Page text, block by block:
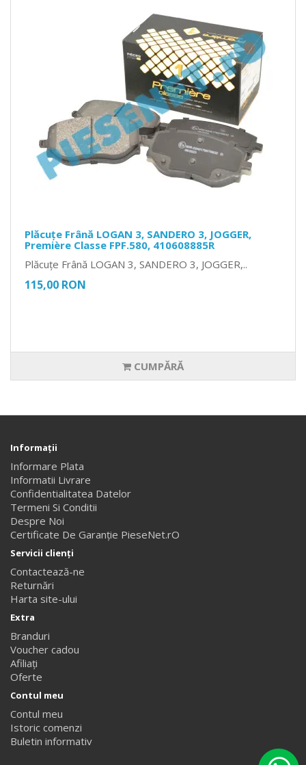
Plăcuțe Frână LOGAN 3, SANDERO 3, JOGGER,
Première Classe FPF.580, 410608885R
Plăcuțe Frână LOGAN 3, SANDERO 3, JOGGER,..
115,00 RON
CUMPĂRĂ
Informaţii
Informare Plata
Informatii Livrare
Confidentialitatea Datelor
Termeni Si Conditii
Despre Noi
Certificate De Garanție PieseNet.rO
Servicii clienţi
Contactează-ne
Returnări
Harta site-ului
Extra
Branduri
Voucher cadou
Afiliaţi
Oferte
Contul meu
Contul meu
Istoric comenzi
Buletin informativ